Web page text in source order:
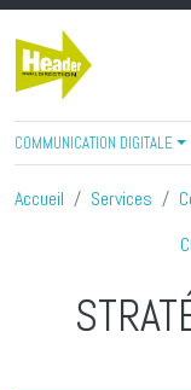
COMMUNICATION DIGITALE
Accueil Services